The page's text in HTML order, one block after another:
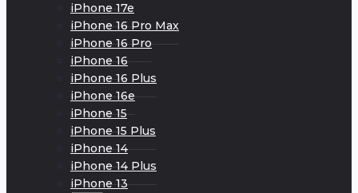
iPhone 17e
iPhone 16 Pro Max
iPhone 16 Pro
iPhone 16
iPhone 16 Plus
iPhone 16e
iPhone 15
iPhone 15 Plus
iPhone 14
iPhone 14 Plus
iPhone 13